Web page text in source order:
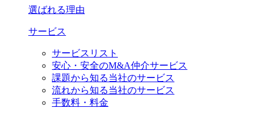
選ばれる理由
サービス
サービスリスト
安心・安全のM&A仲介サービス
課題から知る当社のサービス
流れから知る当社のサービス
手数料・料金